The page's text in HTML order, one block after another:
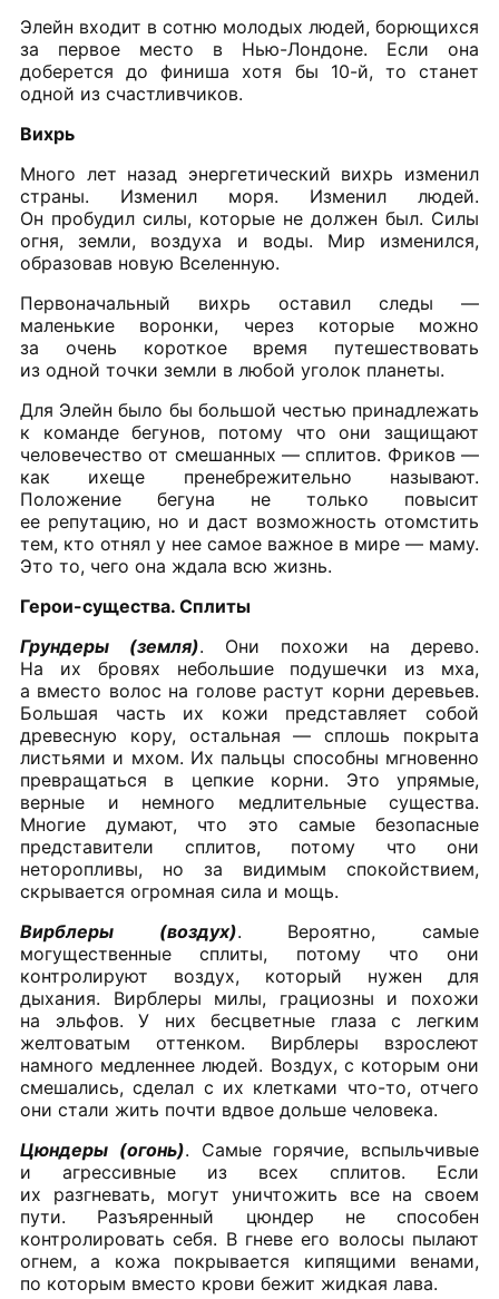
Элейн входит в сотню молодых людей, борющихся
за первое место в Нью-Лондоне. Если она
доберется до финиша хотя бы 10-й, то станет
одной из счастливчиков.
Вихрь
Много лет назад энергетический вихрь изменил
страны. Изменил моря. Изменил людей.
Он пробудил силы, которые не должен был. Силы
огня, земли, воздуха и воды. Мир изменился,
образовав новую Вселенную.
Первоначальный вихрь оставил следы —
маленькие воронки, через которые можно
за очень короткое время путешествовать
из одной точки земли в любой уголок планеты.
Для Элейн было бы большой честью принадлежать
к команде бегунов, потому что они защищают
человечество от смешанных — сплитов. Фриков —
как ихеще пренебрежительно называют.
Положение бегуна не только повысит
ее репутацию, но и даст возможность отомстить
тем, кто отнял у нее самое важное в мире — маму.
Это то, чего она ждала всю жизнь.
Герои-существа. Сплиты
Грундеры (земля). Они похожи на дерево.
На их бровях небольшие подушечки из мха,
а вместо волос на голове растут корни деревьев.
Большая часть их кожи представляет собой
древесную кору, остальная — сплошь покрыта
листьями и мхом. Их пальцы способны мгновенно
превращаться в цепкие корни. Это упрямые,
верные и немного медлительные существа.
Многие думают, что это самые безопасные
представители сплитов, потому что они
неторопливы, но за видимым спокойствием,
скрывается огромная сила и мощь.
Вирблеры (воздух). Вероятно, самые
могущественные сплиты, потому что они
контролируют воздух, который нужен для
дыхания. Вирблеры милы, грациозны и похожи
на эльфов. У них бесцветные глаза с легким
желтоватым оттенком. Вирблеры взрослеют
намного медленнее людей. Воздух, с которым они
смешались, сделал с их клетками что-то, отчего
они стали жить почти вдвое дольше человека.
Цюндеры (огонь). Самые горячие, вспыльчивые
и агрессивные из всех сплитов. Если
их разгневать, могут уничтожить все на своем
пути. Разъяренный цюндер не способен
контролировать себя. В гневе его волосы пылают
огнем, а кожа покрывается кипящими венами,
по которым вместо крови бежит жидкая лава.